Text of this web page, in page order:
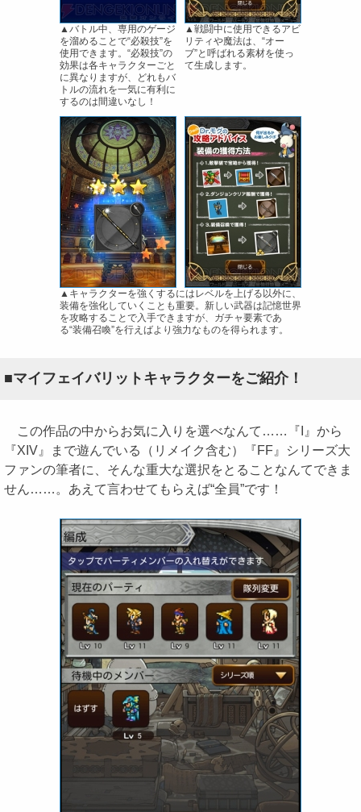
▲バトル中、専用のゲージ
を溜めることで“必殺技”を
使用できます。“必殺技”の
効果は各キャラクターごと
に異なりますが、どれもバ
トルの流れを一気に有利に
するのは間違いなし！
▲戦闘中に使用できるアビ
リティや魔法は、“オー
ブ”と呼ばれる素材を使っ
て生成します。
▲キャラクターを強くするにはレベルを上げる以外に、
装備を強化していくことも重要。新しい武器は記憶世界
を攻略することで入手できますが、ガチャ要素であ
る“装備召喚”を行えばより強力なものを得られます。
■マイフェイバリットキャラクターをご紹介！
この作品の中からお気に入りを選べなんて……『I』から
『XIV』まで遊んでいる（リメイク含む）『FF』シリーズ大
ファンの筆者に、そんな重大な選択をとることなんてできま
せん……。あえて言わせてもらえば“全員”です！